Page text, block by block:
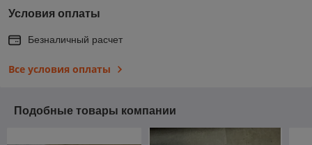
Условия оплаты
Безналичный расчет
Все условия оплаты
Подобные товары компании